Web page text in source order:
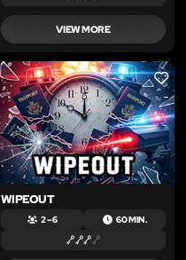
VIEW MORE
LIKE
WIPEOUT
2 – 6 60 MIN.